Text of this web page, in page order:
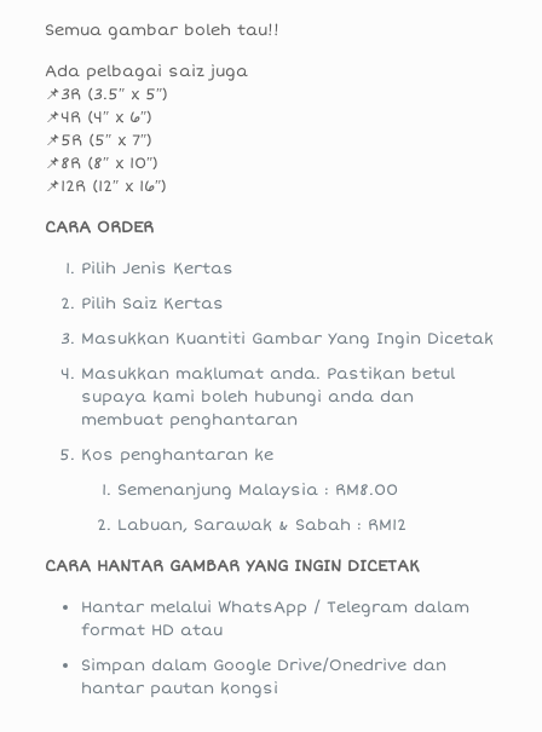
Semua gambar boleh tau!!
Ada pelbagai saiz juga
📌3R (3.5″ x 5″)
📌4R (4″ x 6″)
📌5R (5″ x 7″)
📌8R (8″ x 10″)
📌12R (12″ x 16″)
CARA ORDER
Pilih Jenis Kertas
Pilih Saiz Kertas
Masukkan Kuantiti Gambar Yang Ingin Dicetak
Masukkan maklumat anda. Pastikan betul
supaya kami boleh hubungi anda dan
membuat penghantaran
Kos penghantaran ke
Semenanjung Malaysia : RM8.00
Labuan, Sarawak & Sabah : RM12
CARA HANTAR GAMBAR YANG INGIN DICETAK
Hantar melalui WhatsApp / Telegram dalam
format HD atau
Simpan dalam Google Drive/Onedrive dan
hantar pautan kongsi